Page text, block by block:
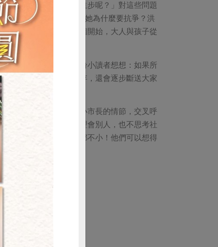
對民主的認識有沒有進步呢？」對這些問題
，沙執行長曾問洪箱，她為什麼要抗爭？洪
的心聲，灣寶事件是個開始，大人與孩子從
力量。
自己土地的故事，期盼小讀者想想：如果所
的土地、水源可供生存，還會逐步斷送大家
角學校選兒童自治市小市長的情節，交叉呼
長手索取利益，卻不理會別人，也不思考社
備素養呢？孩子從來都不小！他們可以想得